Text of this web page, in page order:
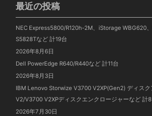
最近の投稿
NEC Express5800/R120h-2M、iStorage WBG620
S5828Tなど 計19台
2026年8月6日
Dell PowerEdge R640/R440など 計11台
2026年8月3日
IBM Lenovo Storwize V3700 V2XP(Gen2) ディス
V2/V3700 V2XPディスクエンクロージャーなど 計
2026年7月30日